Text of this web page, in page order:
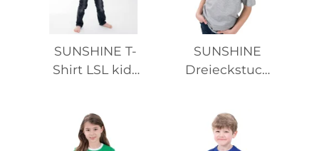
SUNSHINE T-
Shirt LSL kids
SUNSHINE
Dreieckstuch